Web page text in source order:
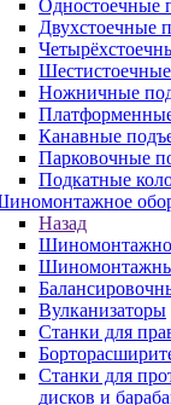
Одностоечные
Двухстоечные
Ножничные
Канавные
Парковочные
Подкатные
Назад
Вулканизаторы
Станки для
Станки для
дисков и